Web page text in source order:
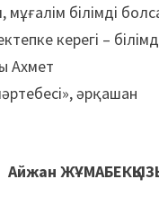
білімді
керегі –
Ахмет
әрқашан
Айжан